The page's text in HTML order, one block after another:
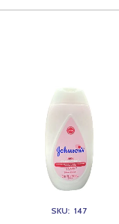
SKU: 147
ROSADA
cantidad